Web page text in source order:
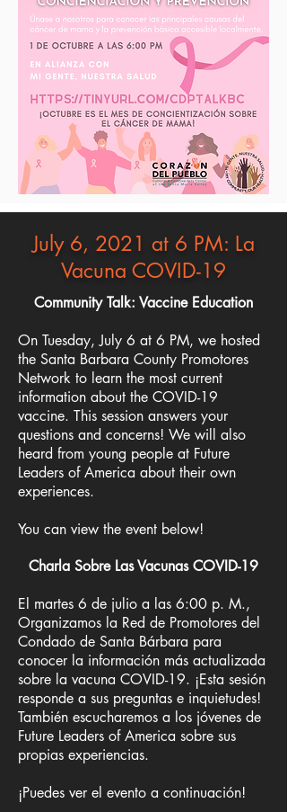
July 6, 2021 at 6 PM: La
Vacuna COVID-19
Community Talk: Vaccine Education
On Tuesday, July 6 at 6 PM, we hosted
the Santa Barbara County Promotores
Network to learn the most current
information about the COVID-19
vaccine. This session answers your
questions and concerns! We will also
heard from young people at Future
Leaders of America about their own
experiences.
You can view the event below!
Charla Sobre Las Vacunas COVID-19
El martes 6 de julio a las 6:00 p. M.,
Organizamos la Red de Promotores del
Condado de Santa Bárbara para
conocer la información más actualizada
sobre la vacuna COVID-19. ¡Esta sesión
responde a sus preguntas e inquietudes!
También escucharemos a los jóvenes de
Future Leaders of America sobre sus
propias experiencias.
¡Puedes ver el evento a continuación!